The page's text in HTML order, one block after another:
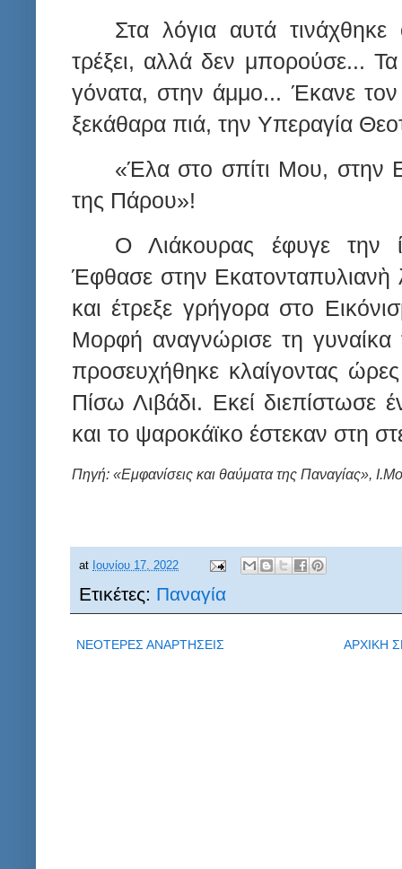
Στα λόγια αυτά
τρέξει, αλλά δεν μπορούσε...
γόνατα, στην άμμο... Έκανε τον
ξεκάθαρα πιά, την Υπεραγία
«Έλα στο σπίτι Μου, στην
της Πάρου»!
Ο Λιάκουρας έφυγε την
Έφθασε στην Εκατονταπυλιανὴ
και έτρεξε γρήγορα στο
Μορφή αναγνώρισε τη γυναίκα
προσευχήθηκε κλαίγοντας
Πίσω Λιβάδι. Εκεί διεπίστωσε
και το ψαροκάϊκο έστεκαν στη
Πηγή: «Εμφανίσεις και θαύματα της Παναγίας»,
at Ιουνίου 17, 2022
Ετικέτες: Παναγία
ΝΕΟΤΕΡΕΣ ΑΝΑΡΤΗΣΕΙΣ ΑΡΧΙΚΗ